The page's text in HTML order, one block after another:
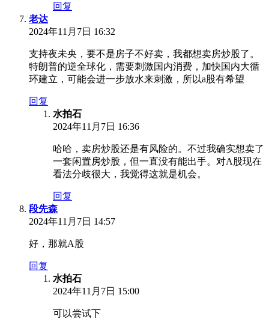
回复
老达
2024年11月7日 16:32
支持夜未央，要不是房子不好卖，我都想卖房炒股了。
特朗普的逆全球化，需要刺激国内消费，加快国内大循
环建立，可能会进一步放水来刺激，所以a股有希望
回复
水拍石
2024年11月7日 16:36
哈哈，卖房炒股还是有风险的。不过我确实想卖了
一套闲置房炒股，但一直没有能出手。对A股现在
看法分歧很大，我觉得这就是机会。
回复
段先森
2024年11月7日 14:57
好，那就A股
回复
水拍石
2024年11月7日 15:00
可以尝试下